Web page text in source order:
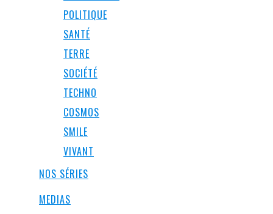
POLITIQUE
SANTÉ
TERRE
SOCIÉTÉ
TECHNO
COSMOS
SMILE
VIVANT
NOS SÉRIES
MEDIAS